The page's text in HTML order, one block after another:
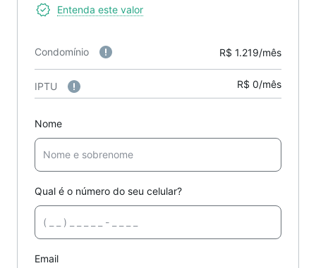
Entenda este valor
Condomínio R$ 1.219/mês
IPTU R$ 0/mês
Nome
Qual é o número do seu celular?
Email